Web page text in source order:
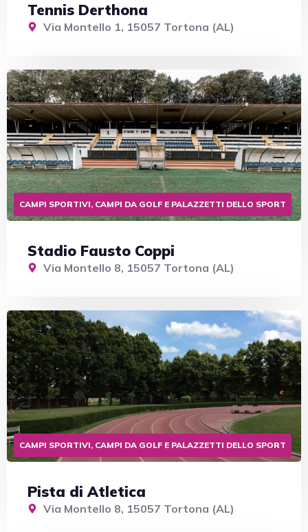
Tennis Derthona
Via Montello 1, 15057 Tortona (AL)
CAMPI SPORTIVI, CAMPI DA GOLF E PALAZZETTI DELLO SPORT
Stadio Fausto Coppi
Via Montello 8, 15057 Tortona (AL)
CAMPI SPORTIVI, CAMPI DA GOLF E PALAZZETTI DELLO SPORT
Pista di Atletica
Via Montello 8, 15057 Tortona (AL)